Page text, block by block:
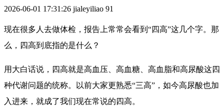
2026-06-01 17:31:26 jialeyiliao 91
现在很多人去做体检，报告上常常会看到“四高”这几个字。那
么，四高到底指的是什么？
用大白话说，四高就是高血压、高血糖、高血脂和高尿酸这四
种代谢问题的统称。以前大家更熟悉“三高”，如今高尿酸也加
入进来，就成了我们现在常说的四高。